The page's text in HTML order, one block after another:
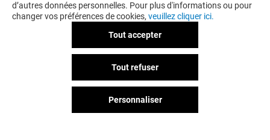
LA BOUTIQUE DU COIFFEUR
-10% SUR TOUT LE MAGASIN
LE MARDI*
d’autres données personnelles. Pour plus d'informations ou pour
changer vos préférences de cookies, veuillez cliquer ici.
Tout accepter
Tout refuser
Personnaliser